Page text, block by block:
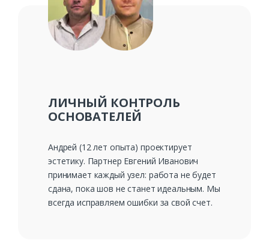
ЛИЧНЫЙ КОНТРОЛЬ
ОСНОВАТЕЛЕЙ
Андрей (12 лет опыта) проектирует
эстетику. Партнер Евгений Иванович
принимает каждый узел: работа не будет
сдана, пока шов не станет идеальным. Мы
всегда исправляем ошибки за свой счет.